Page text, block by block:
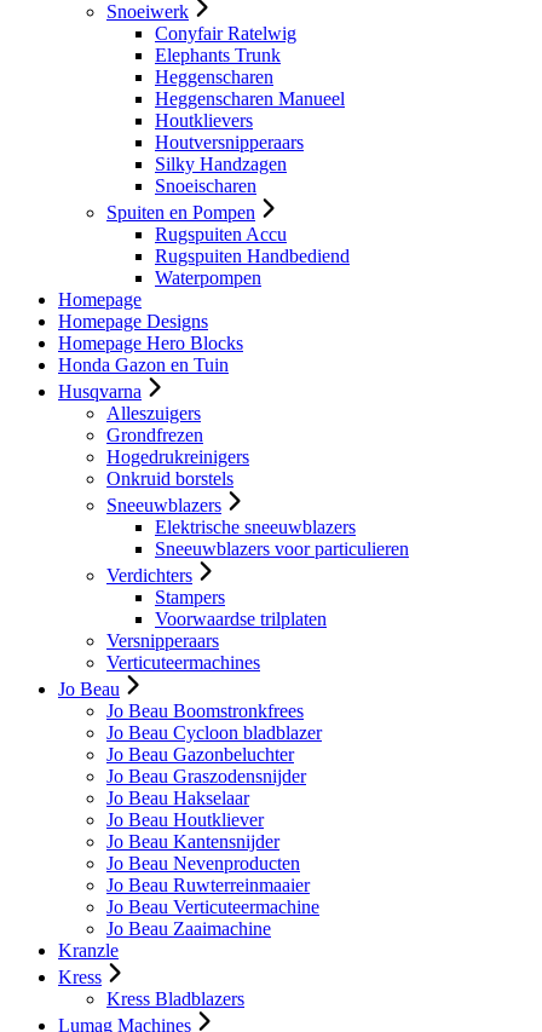
Snoeiwerk
Conyfair Ratelwig
Elephants Trunk
Heggenscharen
Heggenscharen Manueel
Houtklievers
Houtversnipperaars
Silky Handzagen
Snoeischaren
Spuiten en Pompen
Rugspuiten Accu
Rugspuiten Handbediend
Waterpompen
Homepage
Homepage Designs
Homepage Hero Blocks
Honda Gazon en Tuin
Husqvarna
Alleszuigers
Grondfrezen
Hogedrukreinigers
Onkruid borstels
Sneeuwblazers
Elektrische sneeuwblazers
Sneeuwblazers voor particulieren
Verdichters
Stampers
Voorwaardse trilplaten
Versnipperaars
Verticuteermachines
Jo Beau
Jo Beau Boomstronkfrees
Jo Beau Cycloon bladblazer
Jo Beau Gazonbeluchter
Jo Beau Graszodensnijder
Jo Beau Hakselaar
Jo Beau Houtkliever
Jo Beau Kantensnijder
Jo Beau Nevenproducten
Jo Beau Ruwterreinmaaier
Jo Beau Verticuteermachine
Jo Beau Zaaimachine
Kranzle
Kress
Kress Bladblazers
Lumag Machines